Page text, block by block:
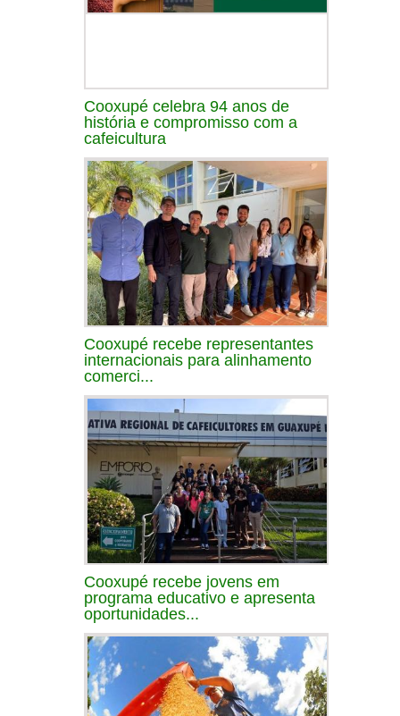
Cooxupé celebra 94 anos de
história e compromisso com a
cafeicultura
Cooxupé recebe representantes
internacionais para alinhamento
comerci...
Cooxupé recebe jovens em
programa educativo e apresenta
oportunidades...